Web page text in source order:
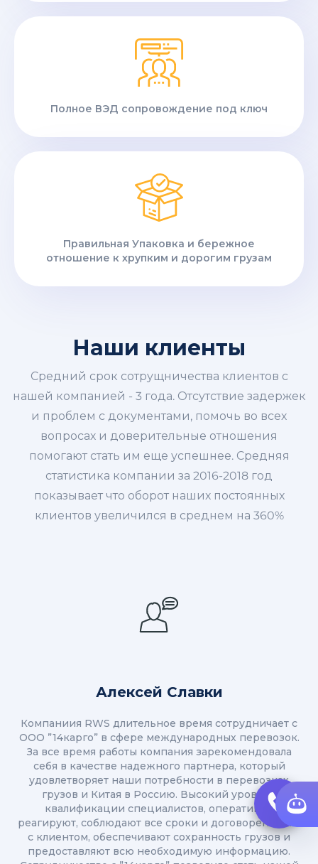
Полное ВЭД сопровождение под ключ
Правильная Упаковка и бережное
отношение к хрупким и дорогим грузам
Наши клиенты
Средний срок сотрущничества клиентов с
нашей компанией - 3 года. Отсутствие задержек
и проблем с документами, помочь во всех
вопросах и доверительные отношения
помогают стать им еще успешнее. Средняя
статистика компании за 2016-2018 год
показывает что оборот наших постоянных
клиентов увеличился в среднем на 360%
Алексей Славки
Компаниия RWS длительное время сотрудничает с
ООО ”14карго” в сфере международных перевозок.
За все время работы компания зарекомендовала
себя в качестве надежного партнера, который
удовлетворяет наши потребности в перевозках
грузов и Китая в Россию. Высокий уровень
квалификации специалистов, оперативно
реагируют, соблюдают все сроки и договоренности
с клиентом, обеспечивают сохранность грузов и
предоставляют всю необходимую информацию.